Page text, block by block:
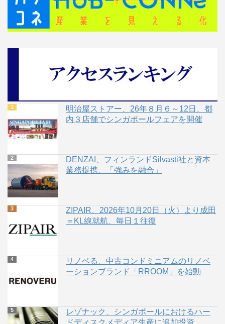
明治屋ストアー、26年８月６～12日、都
内３店舗でシンガポールフェアを開催
DENZAI、フィンランドSilvasti社と資本
業務提携、「強みを融合」
ZIPAIR、2026年10月20日（火）より成田
＝KL線就航、毎日１往復
リノベる、中古コンドミニアムのリノベ
ーションブランド「RROOM」を始動
レゾナック、シンガポールにおけるハー
ドディスクメディア生産に追加投資